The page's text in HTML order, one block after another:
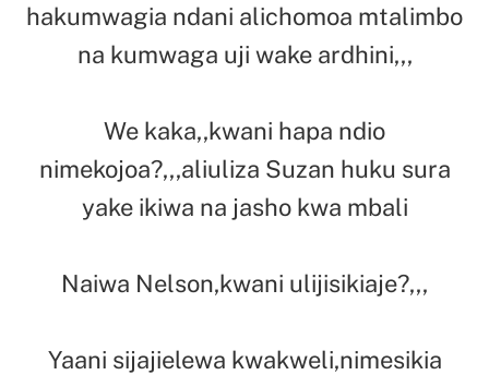
hakumwagia ndani alichomoa mtalimbo
na kumwaga uji wake ardhini,,,
We kaka,,kwani hapa ndio
nimekojoa?,,,aliuliza Suzan huku sura
yake ikiwa na jasho kwa mbali
Naiwa Nelson,kwani ulijisikiaje?,,,
Yaani sijajielewa kwakweli,nimesikia